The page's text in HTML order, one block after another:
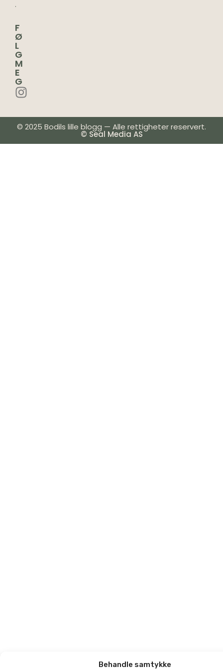
Behandle samtykke
.
F
Ø
L
G
M
E
G
© 2025 Bodils lille blogg — Alle rettigheter reservert.
© Seal Media AS